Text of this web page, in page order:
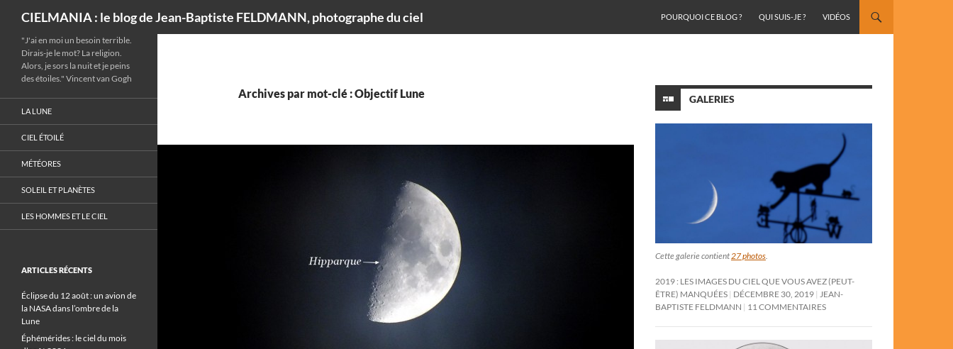
CIELMANIA : le blog de Jean-Baptiste FELDMANN, photographe du ciel
POURQUOI CE BLOG ?
QUI SUIS-JE ? VIDÉOS
Archives par mot-clé : Objectif Lune GALERIES
Cette galerie contient27 photos.
2019 : LES IMAGES DU CIEL QUE VOUS AVEZ (PEUT-
ÊTRE) MANQUÉES DÉCEMBRE 30, 2019 JEAN-
BAPTISTE FELDMANN
11 COMMENTAIRES
"J'ai en moi un besoin terrible.
Dirais-je le mot? La religion.
Alors, je sors la nuit et je peins
des étoiles." Vincent van Gogh
LA LUNE
CIEL ÉTOILÉ
MÉTÉORES
SOLEIL ET PLANÈTES
LES HOMMES ET LE CIEL
ARTICLES RÉCENTS
Éclipse du 12 août : un avion de
la NASA dans l’ombre de la
Lune
Éphémérides : le ciel du mois